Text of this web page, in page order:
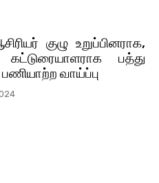
குழு உறுப்பினராக,
கட்டுரையாளராக பத்து
வாய்ப்பு